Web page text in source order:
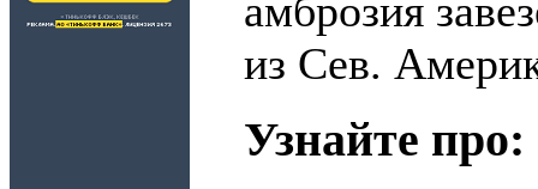
амброзия
из Сев.
Узнайте про: